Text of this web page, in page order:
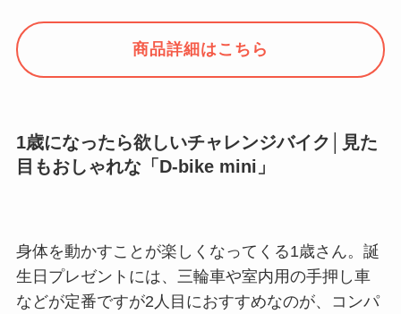
商品詳細はこちら
1歳になったら欲しいチャレンジバイク│見た
目もおしゃれな「D-bike mini」
身体を動かすことが楽しくなってくる1歳さん。誕
生日プレゼントには、三輪車や室内用の手押し車
などが定番ですが2人目におすすめなのが、コンパ